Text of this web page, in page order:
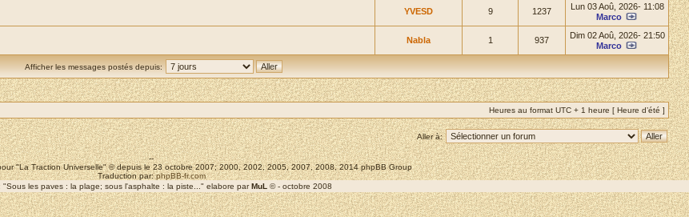
YVESD 9 1237
Lun 03 Aoû, 2026- 11:08
Marco
Nabla 1 937
Dim 02 Aoû, 2026- 21:50
Marco
Afficher les messages postés depuis:
Heures au format UTC + 1 heure [ Heure d’été ]
Aller à:
--
"La Traction Universelle" © depuis le 23 octobre 2007; 2000, 2002, 2005, 2007, 2008, 2014 phpBB Group
Traduction par:phpBB-fr.com
"Sous les paves : la plage; sous l'asphalte : la piste..." elabore parMuL © - octobre 2008